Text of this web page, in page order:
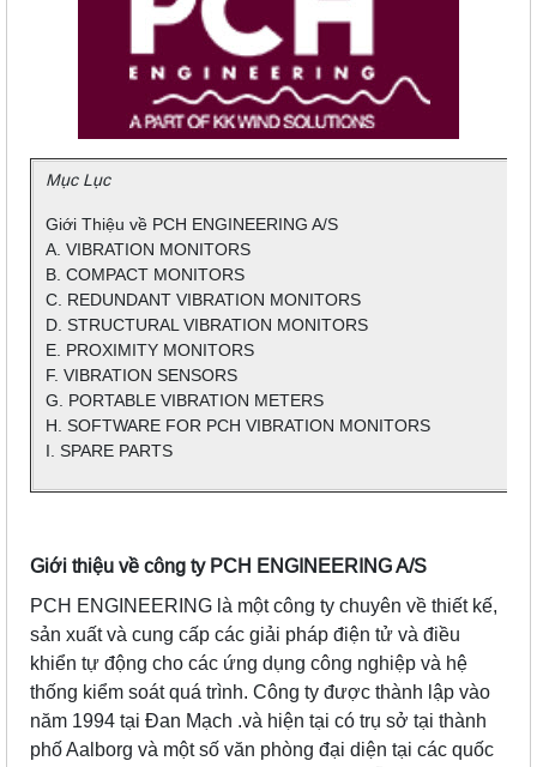
Mục Lục
Giới Thiệu về PCH ENGINEERING A/S
A. VIBRATION MONITORS
B. COMPACT MONITORS
C. REDUNDANT VIBRATION MONITORS
D. STRUCTURAL VIBRATION MONITORS
E. PROXIMITY MONITORS
F. VIBRATION SENSORS
G. PORTABLE VIBRATION METERS
H. SOFTWARE FOR PCH VIBRATION MONITORS
I. SPARE PARTS
Giới thiệu về công ty PCH ENGINEERING A/S
PCH ENGINEERING là một công ty chuyên về thiết kế,
sản xuất và cung cấp các giải pháp điện tử và điều
khiển tự động cho các ứng dụng công nghiệp và hệ
thống kiểm soát quá trình. Công ty được thành lập vào
năm 1994 tại Đan Mạch .và hiện tại có trụ sở tại thành
phố Aalborg và một số văn phòng đại diện tại các quốc